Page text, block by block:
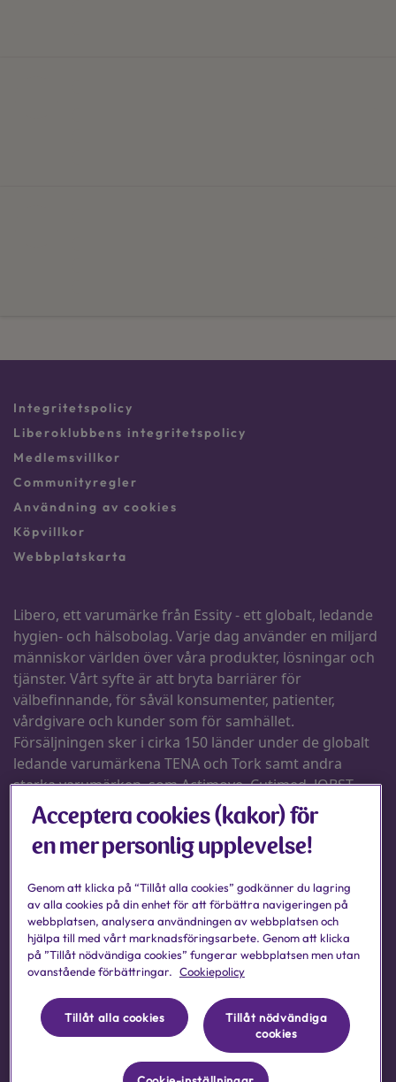
Acceptera cookies (kakor) för
en mer personlig upplevelse!
Genom att klicka på “Tillåt alla cookies” godkänner du lagring
av alla cookies på din enhet för att förbättra navigeringen på
webbplatsen, analysera användningen av webbplatsen och
hjälpa till med vårt marknadsföringsarbete. Genom att klicka
på ”Tillåt nödvändiga cookies” fungerar webbplatsen men utan
ovanstående förbättringar. Cookiepolicy
Tillåt alla cookies
Tillåt nödvändiga
cookies